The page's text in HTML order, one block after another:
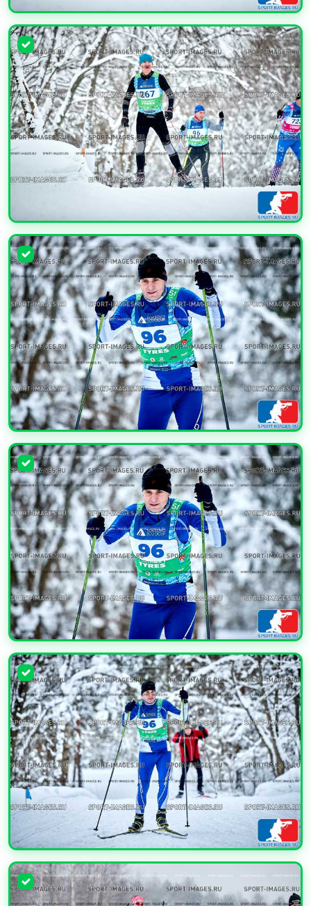
УВЕЛИЧИТЬ
УВЕЛИЧИТЬ
УВЕЛИЧИТЬ
УВЕЛИЧИТЬ
УВЕЛИЧИТЬ